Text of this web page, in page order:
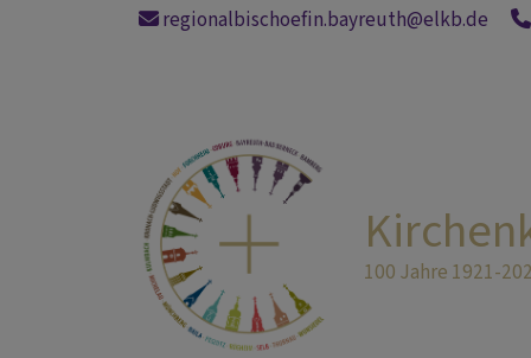
regionalbischoefin.bayreuth@elkb.de
100 Jahre 1921-